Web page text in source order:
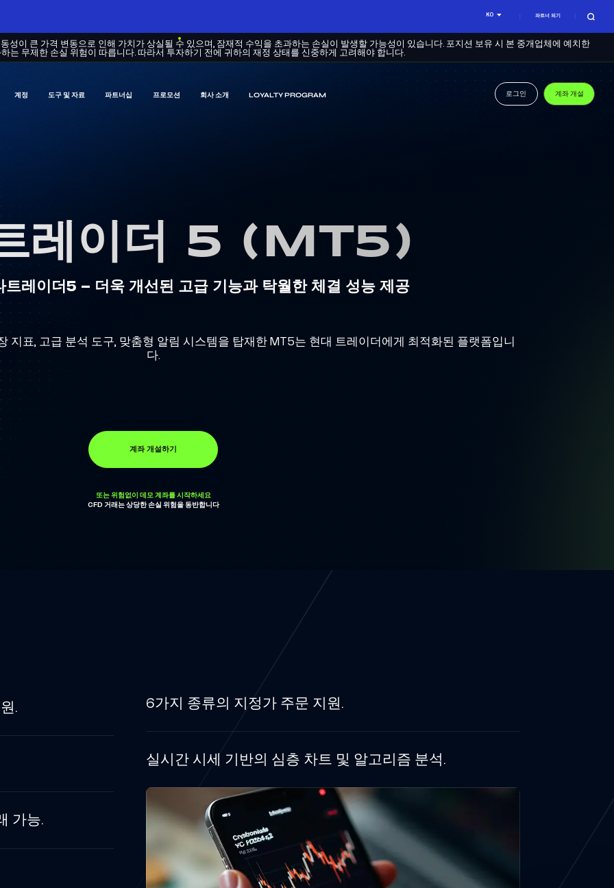
KO 파트너 되기
성이 큰 가격 변동으로 인해 가치가 상실될 수 있으며, 잠재적 수익을 초과하는 손실이 발생할 가능성이 있습니다. 포지션 보유 시 본 중개업체에 예치한
는 무제한 손실 위험이 따릅니다. 따라서 투자하기 전에 귀하의 재정 상태를 신중하게 고려해야 합니다.
계정 도구 및 자료 파트너십 프로모션 회사 소개 LOYALTY PROGRAM 로그인 계좌 개설
레이더 5 (MT5)
트레이더5 – 더욱 개선된 고급 기능과 탁월한 체결 성능 제공
지표, 고급 분석 도구, 맞춤형 알림 시스템을 탑재한 MT5는 현대 트레이더에게 최적화된 플랫폼입니
다.
계좌 개설하기
또는 위험없이 데모 계좌를 시작하세요
CFD 거래는 상당한 손실 위험을 동반합니다
.
가능.
6가지 종류의 지정가 주문 지원.
실시간 시세 기반의 심층 차트 및 알고리즘 분석.